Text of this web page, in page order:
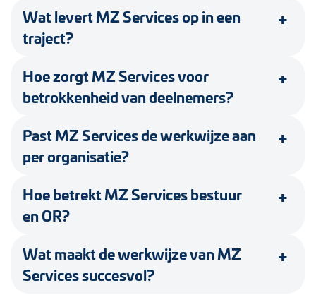
Wat levert MZ Services op in een
traject?
Hoe zorgt MZ Services voor
betrokkenheid van deelnemers?
Past MZ Services de werkwijze aan
per organisatie?
Hoe betrekt MZ Services bestuur
en OR?
Wat maakt de werkwijze van MZ
Services succesvol?